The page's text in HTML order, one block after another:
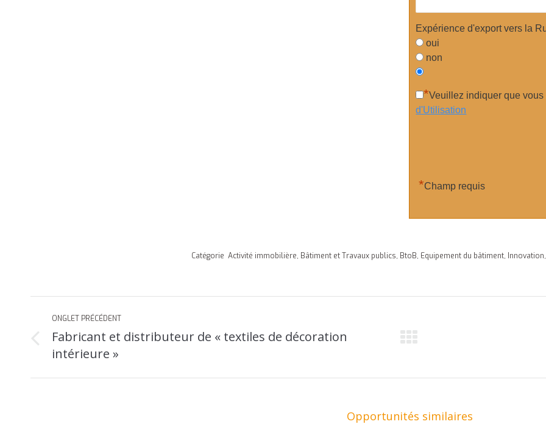
Expérience d'export vers la
oui
non
*Veuillez indiquer que
d'Utilisation
*Champ requis
Catégorie Activité immobilière, Bâtiment et Travaux publics, BtoB, Equipement du bâtiment, Innovation,
Navigation
de
commentaire
ONGLET PRÉCÉDENT
Onglet
précédent
Fabricant et distributeur de « textiles de décoration
intérieure »
Opportunités similaires